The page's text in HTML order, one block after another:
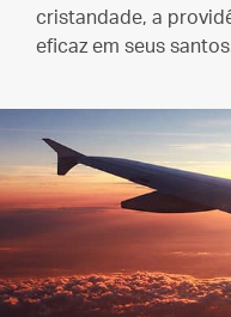
cristandade, a
eficaz em seus